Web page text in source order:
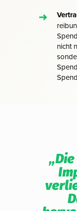
nicht